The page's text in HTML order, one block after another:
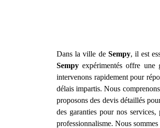
Dans la ville de Sempy, il est
Sempy expérimentés offre une
intervenons rapidement pour
délais impartis. Nous
proposons des devis détaillés
des garanties pour nos
professionnalisme. Nous